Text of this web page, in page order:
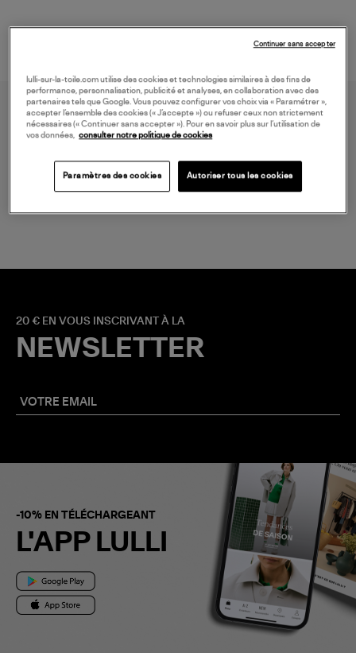
LIVRAISON GRATUITE
20 € EN VOUS INSCRIVANT À LA
NEWSLETTER
-10% EN TÉLÉCHARGEANT
L'APP LULLI
lulli-sur-la-toile.com utilise des cookies et technologies similaires à des fins de
performance, personnalisation, publicité et analyses, en collaboration avec des
partenaires tels que Google. Vous pouvez configurer vos choix via « Paramétrer »,
accepter l’ensemble des cookies (« J’accepte ») ou refuser ceux non strictement
nécessaires (« Continuer sans accepter »). Pour en savoir plus sur l’utilisation de
vos données,
consulter notre politique de cookies
Paramètres des cookies Autoriser tous les cookies
Continuer sans accepter